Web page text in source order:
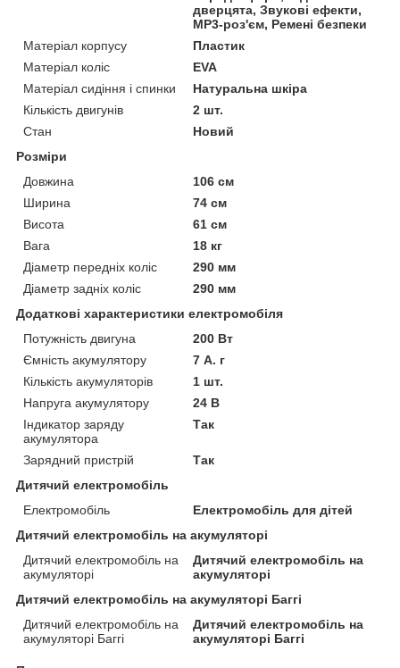
дверцята, Звукові ефекти,
MP3-роз'єм, Ремені безпеки
Матеріал корпусу
Пластик
Матеріал коліс
EVA
Матеріал сидіння і спинки
Натуральна шкіра
Кількість двигунів
2 шт.
Стан
Новий
Розміри
Довжина
106 см
Ширина
74 см
Висота
61 см
Вага
18 кг
Діаметр передніх коліс
290 мм
Діаметр задніх коліс
290 мм
Додаткові характеристики електромобіля
Потужність двигуна
200 Вт
Ємність акумулятору
7 А. г
Кількість акумуляторів
1 шт.
Напруга акумулятору
24 В
Індикатор заряду
акумулятора
Так
Зарядний пристрій
Так
Дитячий електромобіль
Електромобіль
Електромобіль для дітей
Дитячий електромобіль на акумуляторі
Дитячий електромобіль на
акумуляторі
Дитячий електромобіль на
акумуляторі
Дитячий електромобіль на акумуляторі Баггі
Дитячий електромобіль на
акумуляторі Баггі
Дитячий електромобіль на
акумуляторі Баггі